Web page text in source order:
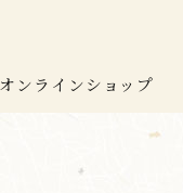
オンラインショップ